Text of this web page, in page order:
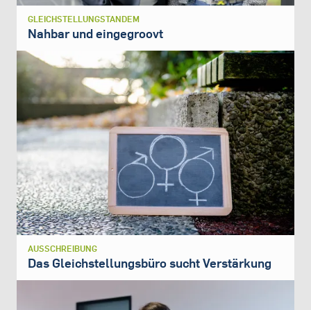
GLEICHSTELLUNGSTANDEM
Nahbar und eingegroovt
AUSSCHREIBUNG
Das Gleichstellungsbüro sucht Verstärkung